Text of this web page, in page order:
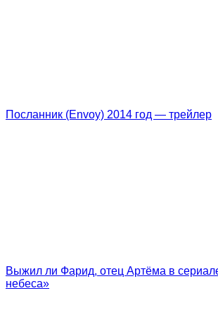
Посланник (Envoy) 2014 год — трейлер
Выжил ли Фарид, отец Артёма в
небеса»